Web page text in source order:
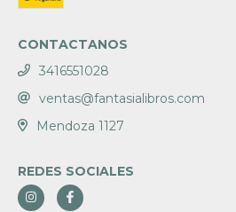
CONTACTANOS
3416551028
ventas@fantasialibros.com
Mendoza 1127
REDES SOCIALES